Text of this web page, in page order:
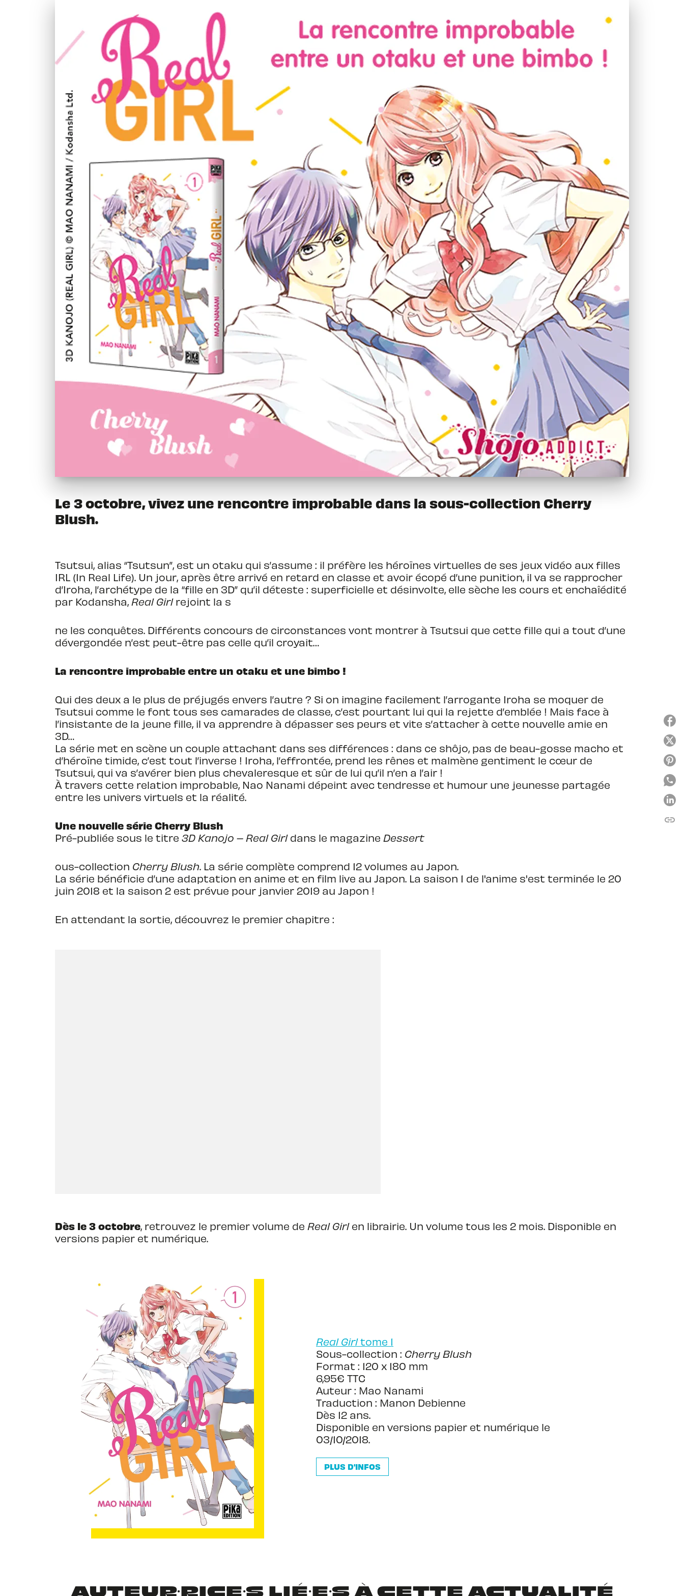
Le 3 octobre, vivez une rencontre improbable dans la sous-collection Cherry
Blush.
Tsutsui, alias “Tsutsun”, est un otaku qui s’assume : il préfère les héroïnes virtuelles de ses jeux vidéo aux filles
IRL (In Real Life). Un jour, après être arrivé en retard en classe et avoir écopé d’une punition, il va se rapprocher
d’Iroha, l’archétype de la “fille en 3D” qu’il déteste : superficielle et désinvolte, elle sèche les cours et enchaîédité
par Kodansha, Real Girl rejoint la s
ne les conquêtes. Différents concours de circonstances vont montrer à Tsutsui que cette fille qui a tout d’une
dévergondée n’est peut-être pas celle qu’il croyait…
La rencontre improbable entre un otaku et une bimbo !
Qui des deux a le plus de préjugés envers l’autre ? Si on imagine facilement l’arrogante Iroha se moquer de
Tsutsui comme le font tous ses camarades de classe, c’est pourtant lui qui la rejette d’emblée ! Mais face à
l’insistante de la jeune fille, il va apprendre à dépasser ses peurs et vite s’attacher à cette nouvelle amie en
3D…
La série met en scène un couple attachant dans ses différences : dans ce shôjo, pas de beau-gosse macho et
d’héroïne timide, c’est tout l’inverse ! Iroha, l’effrontée, prend les rênes et malmène gentiment le cœur de
Tsutsui, qui va s’avérer bien plus chevaleresque et sûr de lui qu’il n’en a l’air !
À travers cette relation improbable, Nao Nanami dépeint avec tendresse et humour une jeunesse partagée
entre les univers virtuels et la réalité.
Une nouvelle série Cherry Blush
Pré-publiée sous le titre 3D Kanojo – Real Girldans le magazine Dessert
ous-collection Cherry Blush. La série complète comprend 12 volumes au Japon.
La série bénéficie d’une adaptation en anime et en film live au Japon. La saison 1 de l'anime s'est terminée le 20
juin 2018 et la saison 2 est prévue pour janvier 2019 au Japon !
En attendant la sortie, découvrez le premier chapitre :
Dès le 3 octobre, retrouvez le premier volume de Real Girl en librairie. Un volume tous les 2 mois. Disponible en
versions papier et numérique.
Real Girltome 1
Sous-collection : Cherry Blush
Format : 120 x 180 mm
6,95€ TTC
Auteur : Mao Nanami
Traduction : Manon Debienne
Dès 12 ans.
Disponible en versions papier et numérique le
03/10/2018.
PLUS D'INFOS
link